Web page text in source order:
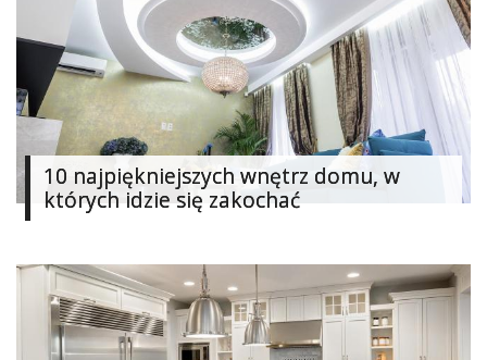
10 najpiękniejszych wnętrz domu, w
których idzie się zakochać